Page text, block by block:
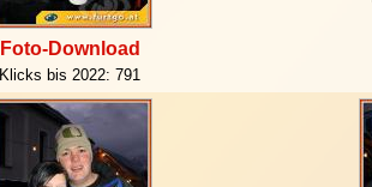
Foto-Download
Klicks bis 2022: 791